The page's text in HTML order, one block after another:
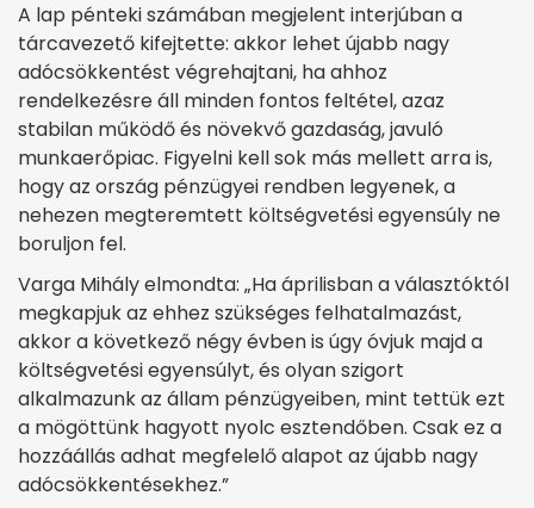
A lap pénteki számában megjelent interjúban a
tárcavezető kifejtette: akkor lehet újabb nagy
adócsökkentést végrehajtani, ha ahhoz
rendelkezésre áll minden fontos feltétel, azaz
stabilan működő és növekvő gazdaság, javuló
munkaerőpiac. Figyelni kell sok más mellett arra is,
hogy az ország pénzügyei rendben legyenek, a
nehezen megteremtett költségvetési egyensúly ne
boruljon fel.
Varga Mihály elmondta: „Ha áprilisban a választóktól
megkapjuk az ehhez szükséges felhatalmazást,
akkor a következő négy évben is úgy óvjuk majd a
költségvetési egyensúlyt, és olyan szigort
alkalmazunk az állam pénzügyeiben, mint tettük ezt
a mögöttünk hagyott nyolc esztendőben. Csak ez a
hozzáállás adhat megfelelő alapot az újabb nagy
adócsökkentésekhez.”